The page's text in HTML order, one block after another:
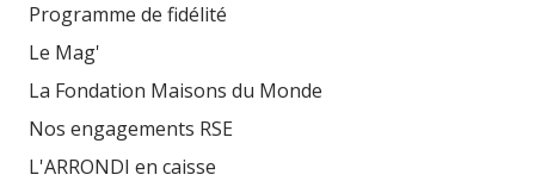
Programme de fidélité
Le Mag'
La Fondation Maisons du Monde
Nos engagements RSE
L'ARRONDI en caisse